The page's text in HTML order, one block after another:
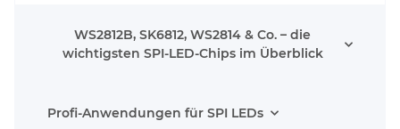
WS2812B, SK6812, WS2814 & Co. – die
wichtigsten SPI-LED-Chips im Überblick
Profi-Anwendungen für SPI LEDs